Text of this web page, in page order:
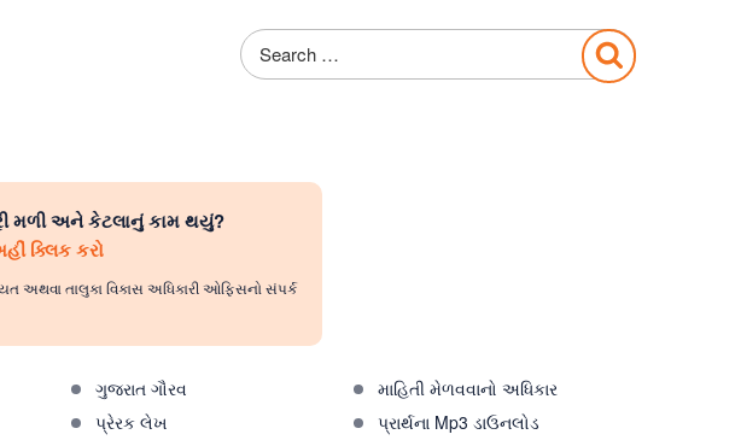
Search
for:
Search
મળી અને કેટલાનું કામ થયું?
ક્લિક કરો
તાલુકા વિકાસ અધિકારી ઓફિસનો સંપર્ક
ગુજરાત ગૌરવ
માહિતી મેળવવાનો અધિકાર
પ્રેરક લેખ
પ્રાર્થના Mp3 ડાઉનલોડ